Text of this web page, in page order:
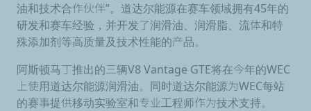
油和技术合作伙伴”。道达尔能源在赛车领域拥有45年的
研发和赛车经验，并开发了润滑油、润滑脂、流体和特
殊添加剂等高质量及技术性能的产品。
阿斯顿马丁推出的三辆V8 Vantage GTE将在今年的WEC
上使用道达尔能源润滑油。同时道达尔能源为WEC每站
的赛事提供移动实验室和专业工程师作为技术支持。